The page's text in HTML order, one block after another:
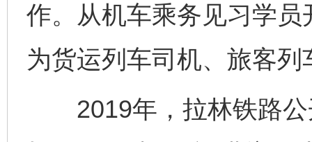
作。从机车乘务见习学
为货运列车司机、旅客列
2019年，拉林铁路公